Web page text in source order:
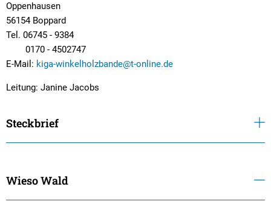
Oppenhausen
56154 Boppard
Tel. 06745 - 9384
0170 - 4502747
E-Mail: kiga-winkelholzbande@t-online.de
Leitung: Janine Jacobs
Steckbrief
Wieso Wald